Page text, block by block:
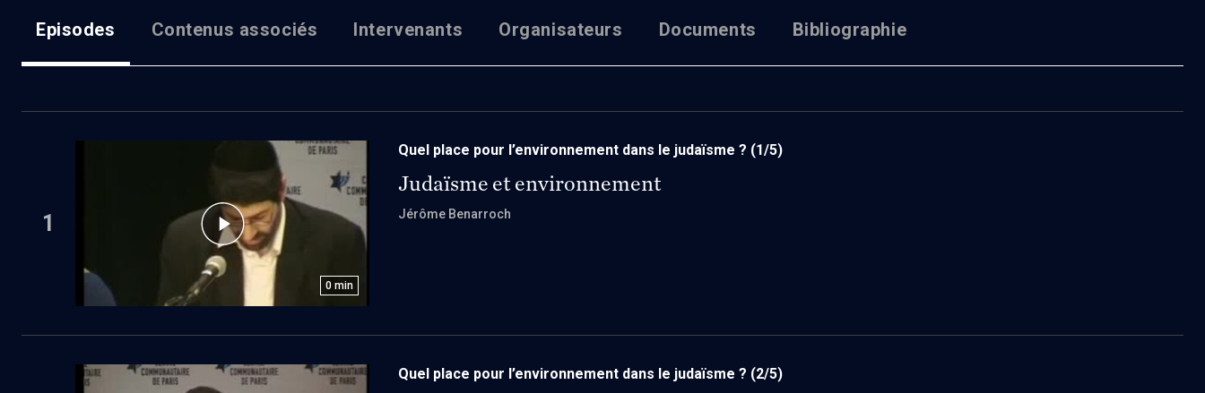
Episodes Contenus associés Intervenants Organisateurs Documents Bibliographie
1
0 min
Quel place pour l’environnement dans le judaïsme ? (1/5)
Judaïsme et environnement
Jérôme Benarroch
Quel place pour l’environnement dans le judaïsme ? (2/5)